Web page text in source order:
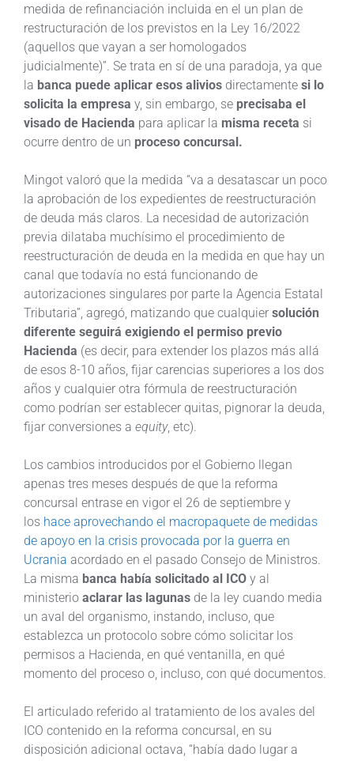
medida de refinanciación incluida en el un plan de
restructuración de los previstos en la Ley 16/2022
(aquellos que vayan a ser homologados
judicialmente)”. Se trata en sí de una paradoja, ya que
la banca puede aplicar esos alivios directamente si lo
solicita la empresa y, sin embargo, se precisaba el
visado de Hacienda para aplicar la misma receta si
ocurre dentro de un proceso concursal.
Mingot valoró que la medida “va a desatascar un poco
la aprobación de los expedientes de reestructuración
de deuda más claros. La necesidad de autorización
previa dilataba muchísimo el procedimiento de
reestructuración de deuda en la medida en que hay un
canal que todavía no está funcionando de
autorizaciones singulares por parte la Agencia Estatal
Tributaria”, agregó, matizando que cualquier solución
diferente seguirá exigiendo el permiso previo
Hacienda (es decir, para extender los plazos más allá
de esos 8-10 años, fijar carencias superiores a los dos
años y cualquier otra fórmula de reestructuración
como podrían ser establecer quitas, pignorar la deuda,
fijar conversiones a equity, etc).
Los cambios introducidos por el Gobierno llegan
apenas tres meses después de que la reforma
concursal entrase en vigor el 26 de septiembre y
los hace aprovechando el macropaquete de medidas
de apoyo en la crisis provocada por la guerra en
Ucrania acordado en el pasado Consejo de Ministros.
La misma banca había solicitado al ICO y al
ministerio aclarar las lagunas de la ley cuando media
un aval del organismo, instando, incluso, que
establezca un protocolo sobre cómo solicitar los
permisos a Hacienda, en qué ventanilla, en qué
momento del proceso o, incluso, con qué documentos.
El articulado referido al tratamiento de los avales del
ICO contenido en la reforma concursal, en su
disposición adicional octava, “había dado lugar a